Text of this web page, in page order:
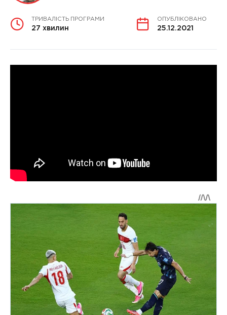
ТРИВАЛІСТЬ ПРОГРАМИ
27 хвилин
ОПУБЛІКОВАНО
25.12.2021